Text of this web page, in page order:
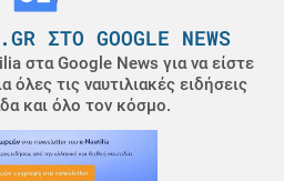
ΣΤΟ GOOGLE NEWS
στα Google News για να είστε
όλες τις ναυτιλιακές ειδήσεις
και όλο τον κόσμο.